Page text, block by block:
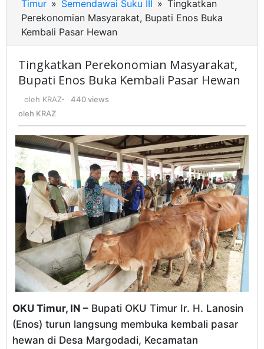
Timur » Semendawai Suku III » Tingkatkan
Perekonomian Masyarakat, Bupati Enos Buka
Kembali Pasar Hewan
Tingkatkan Perekonomian Masyarakat,
Bupati Enos Buka Kembali Pasar Hewan
oleh KRAZ-
440 views
oleh KRAZ
OKU Timur, IN – Bupati OKU Timur Ir. H. Lanosin
(Enos) turun langsung membuka kembali pasar
hewan di Desa Margodadi, Kecamatan